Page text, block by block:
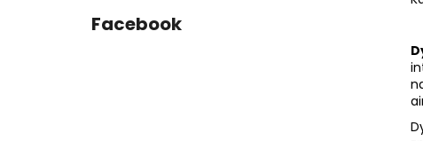
Facebook